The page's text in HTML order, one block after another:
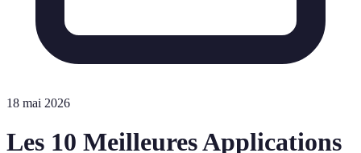
18 mai 2026
Les 10 Meilleures Applications